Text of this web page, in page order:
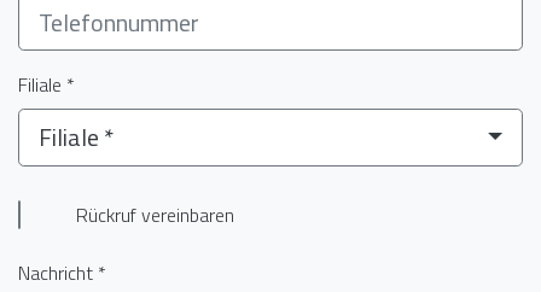
Filiale *
Filiale *
Rückruf vereinbaren
Nachricht *